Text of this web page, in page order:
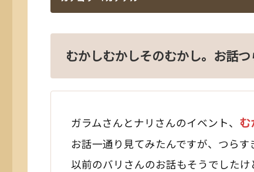
むかしむかしそのむかし。お話つ
ガラムさんとナリさんのイベント、 む
お話一通り見てみたんですが、つらす
以前のバリさんのお話もそうでした